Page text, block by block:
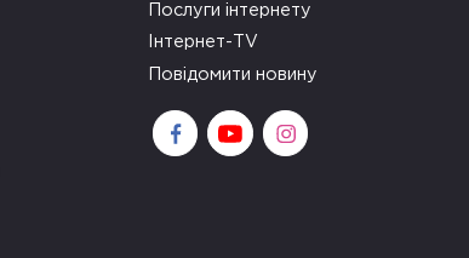
Послуги інтернету
Інтернет-TV
Повідомити новину